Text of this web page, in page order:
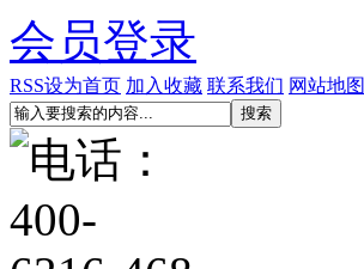
会员登录
RSS设为首页 加入收藏 联系我们 网站地图